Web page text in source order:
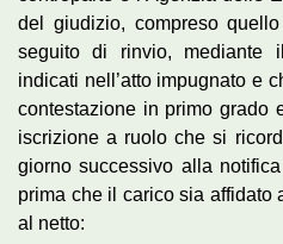
del giudizio, compreso
seguito di rinvio, mediante
indicati nell’atto impugnato e
contestazione in primo grado
iscrizione a ruolo che si
giorno successivo alla
prima che il carico sia affidato
al netto: